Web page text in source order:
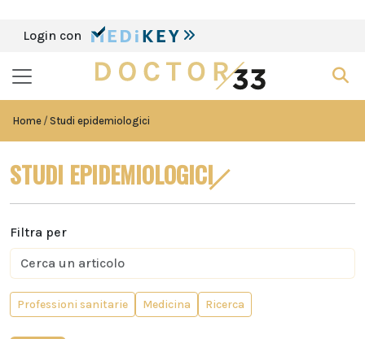
Login con
Home Studi epidemiologici
STUDI EPIDEMIOLOGICI
Filtra per
Professioni sanitarie Medicina Ricerca